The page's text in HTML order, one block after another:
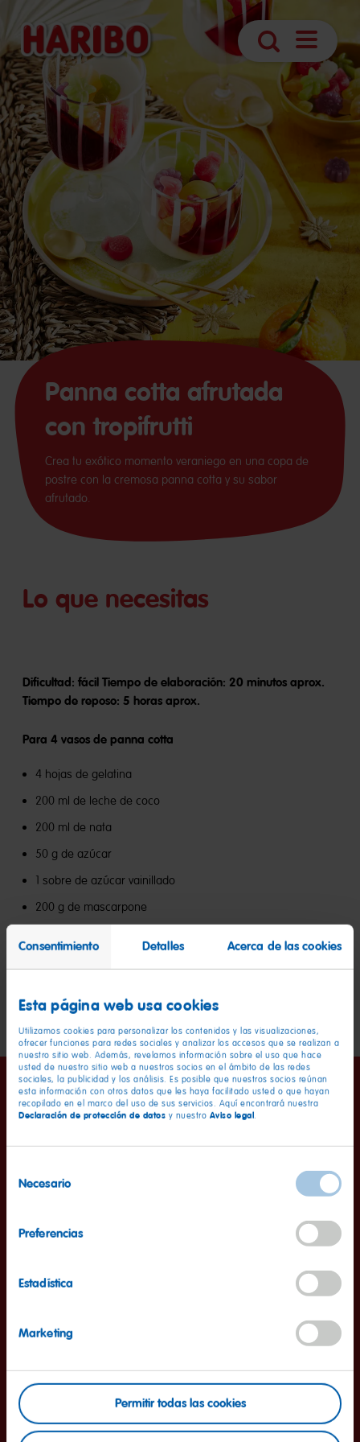
Consentimiento Detalles Acerca de las cookies
Esta página web usa cookies
Utilizamos cookies para personalizar los contenidos y las visualizaciones,
ofrecer funciones para redes sociales y analizar los accesos que se realizan a
nuestro sitio web. Además, revelamos información sobre el uso que hace
usted de nuestro sitio web a nuestros socios en el ámbito de las redes
sociales, la publicidad y los análisis. Es posible que nuestros socios reúnan
esta información con otros datos que les haya facilitado usted o que hayan
recopilado en el marco del uso de sus servicios. Aquí encontrará nuestra
Declaración de protección de datos y nuestro Aviso legal.
deNecesario
Preferencias
Estadística
Marketing
Permitir todas las cookies
BúsquedaAbrir
Panna cotta afrutada
con tropifrutti
Crea tu exótico momento veraniego en una copa de
postre con la cremosa panna cotta y su sabor
afrutado.
Lo que necesitas
Dificultad: fácil Tiempo de elaboración: 20 minutos aprox.
Tiempo de reposo: 5 horas aprox.
Para 4 vasos de panna cotta
4 hojas de gelatina
200 ml de leche de coco
200 ml de nata
50 g de azúcar
1 sobre de azúcar vainillado
200 g de mascarpone
Capa de fruta
Tropifrutti HARIBO
Así es como funciona